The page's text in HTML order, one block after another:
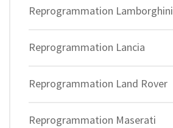
Reprogrammation Lamborghini
Reprogrammation Lancia
Reprogrammation Land Rover
Reprogrammation Maserati